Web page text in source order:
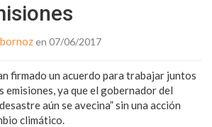
en 07/06/2017
firmado un acuerdo para trabajar juntos
emisiones, ya que el gobernador del
aún se avecina” sin una acción
climático.